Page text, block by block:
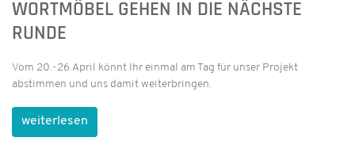
WORTMÖBEL GEHEN IN DIE NÄCHSTE
RUNDE
Vom 20.-26.April könnt Ihr einmal am Tag für unser Projekt
abstimmen und uns damit weiterbringen.
weiterlesen